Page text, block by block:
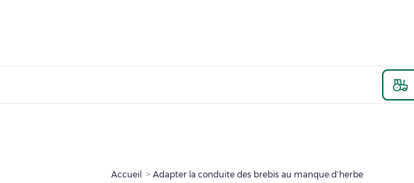
Accueil Adapter la conduite des brebis au manque d’herbe